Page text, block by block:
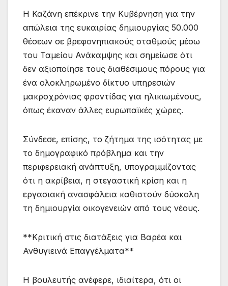
Η Καζάνη επέκρινε την Κυβέρνηση για την
απώλεια της ευκαιρίας δημιουργίας 50.000
θέσεων σε βρεφονηπιακούς σταθμούς μέσω
του Ταμείου Ανάκαμψης και σημείωσε ότι
δεν αξιοποίησε τους διαθέσιμους πόρους για
ένα ολοκληρωμένο δίκτυο υπηρεσιών
μακροχρόνιας φροντίδας για ηλικιωμένους,
όπως έκαναν άλλες ευρωπαϊκές χώρες.
Σύνδεσε, επίσης, το ζήτημα της ισότητας με
το δημογραφικό πρόβλημα και την
περιφερειακή ανάπτυξη, υπογραμμίζοντας
ότι η ακρίβεια, η στεγαστική κρίση και η
εργασιακή ανασφάλεια καθιστούν δύσκολη
τη δημιουργία οικογενειών από τους νέους.
**Κριτική στις διατάξεις για Βαρέα και
Ανθυγιεινά Επαγγέλματα**
Η βουλευτής ανέφερε, ιδιαίτερα, ότι οι